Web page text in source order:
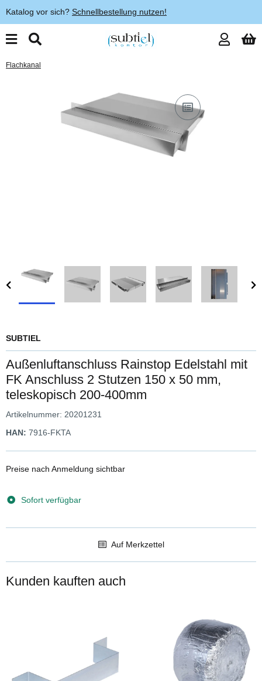
Katalog vor sich? Schnellbestellung nutzen!
Flachkanal
SUBTIEL
Außenluftanschluss Rainstop Edelstahl mit
FK Anschluss 2 Stutzen 150 x 50 mm,
teleskopisch 200-400mm
Artikelnummer: 20201231
HAN: 7916-FKTA
Preise nach Anmeldung sichtbar
Sofort verfügbar
Auf Merkzettel
Kunden kauften auch